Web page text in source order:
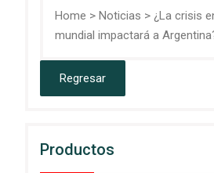
Home > Noticias > ¿La crisis
mundial impactará a
Productos